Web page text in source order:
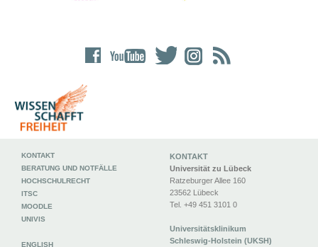
KONTAKT
Universität zu Lübeck
Ratzeburger Allee 160
23562 Lübeck
Tel. +49 451 3101 0
Universitätsklinikum
Schleswig-Holstein (UKSH)
KONTAKT
BERATUNG UND NOTFÄLLE
HOCHSCHULRECHT
ITSC
MOODLE
UNIVIS
ENGLISH